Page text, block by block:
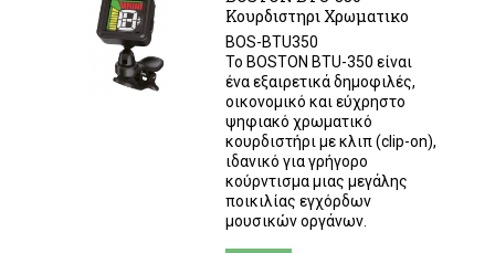
Κουρδιστηρι Χρωματικο
BOS-BTU350
Το BOSTON BTU-350 είναι
ένα εξαιρετικά δημοφιλές,
οικονομικό και εύχρηστο
ψηφιακό χρωματικό
κουρδιστήρι με κλιπ (clip-on),
ιδανικό για γρήγορο
κούρντισμα μιας μεγάλης
ποικιλίας εγχόρδων
μουσικών οργάνων.